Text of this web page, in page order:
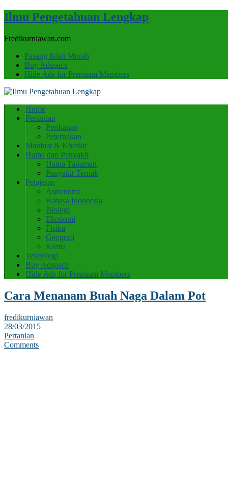
Ilmu Pengetahuan Lengkap
Fredikurniawan.com
Pasang Iklan Murah
Buy Adspace
Hide Ads for Premium Members
Home
Pertanian
Perikanan
Peternakan
Manfaat & Khasiat
Hama dan Penyakit
Hama Tanaman
Penyakit Ternak
Pelajaran
Astronomi
Bahasa Indonesia
Biologi
Ekonomi
Fisika
Geografi
Kimia
Teknologi
Buy Adspace
Hide Ads for Premium Members
Cara Menanam Buah Naga Dalam Pot
fredikurniawan
28/03/2015
Pertanian
Comments